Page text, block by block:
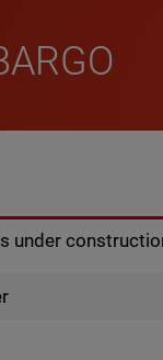
under